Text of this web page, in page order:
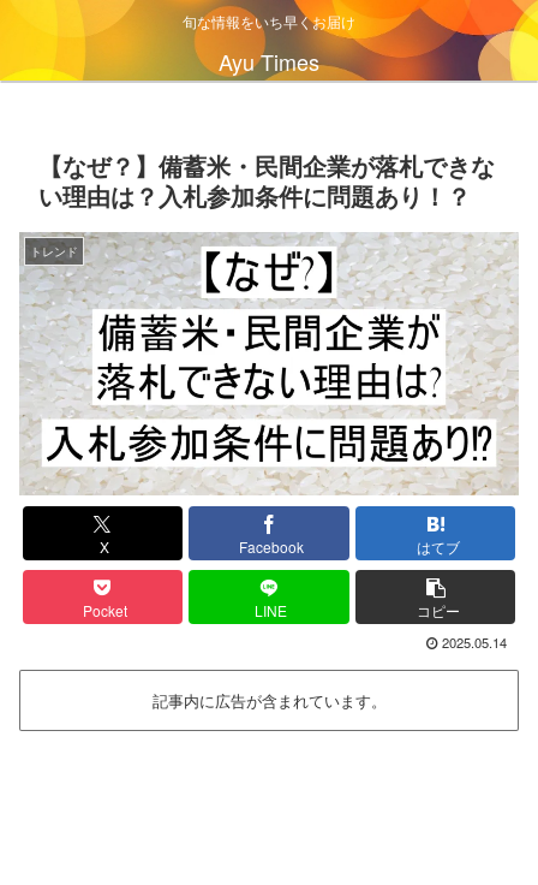
旬な情報をいち早くお届け
Ayu Times
【なぜ？】備蓄米・民間企業が落札できな
い理由は？入札参加条件に問題あり！？
トレンド
X Facebook はてブ
Pocket LINE コピー
2025.05.14
記事内に広告が含まれています。